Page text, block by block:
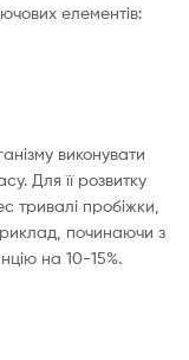
елементів:
виконувати
Для її розвитку
тривалі пробіжки,
починаючи з
на 10-15%.